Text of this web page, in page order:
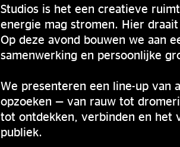
Studios is het een creatieve
energie mag stromen. Hier
Op deze avond bouwen we aan
samenwerking en persoonlijke
We presenteren een line-up van
opzoeken — van rauw tot
tot ontdekken, verbinden en het
publiek.